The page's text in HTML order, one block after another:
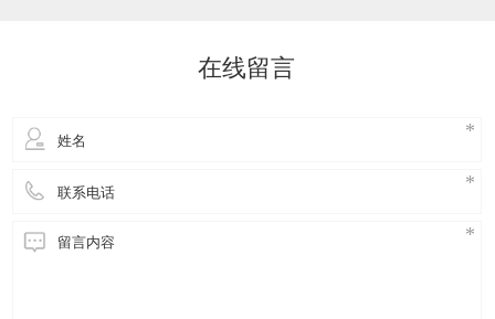
调呢！其实根据绿风通风
在线留言